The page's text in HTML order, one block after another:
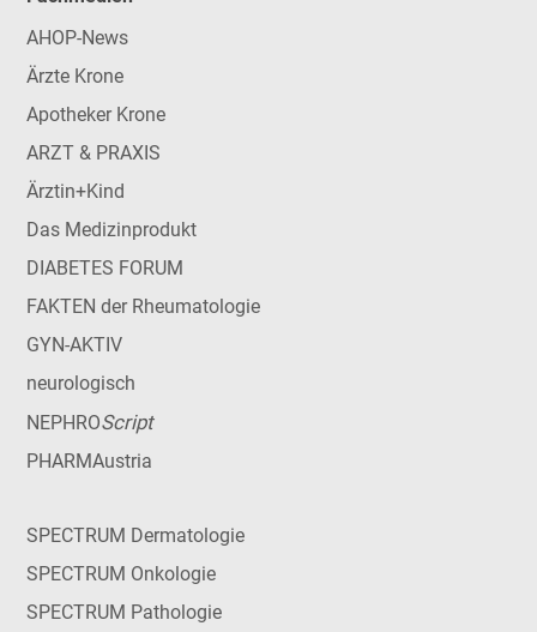
AHOP-News
Ärzte Krone
Apotheker Krone
ARZT & PRAXIS
Ärztin+Kind
Das Medizinprodukt
DIABETES FORUM
FAKTEN der Rheumatologie
GYN-AKTIV
neurologisch
NEPHROScript
PHARMAustria
SPECTRUM Dermatologie
SPECTRUM Onkologie
SPECTRUM Pathologie